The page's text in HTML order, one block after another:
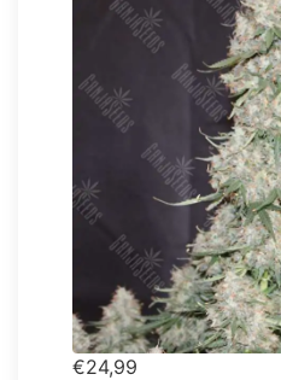
€24,99